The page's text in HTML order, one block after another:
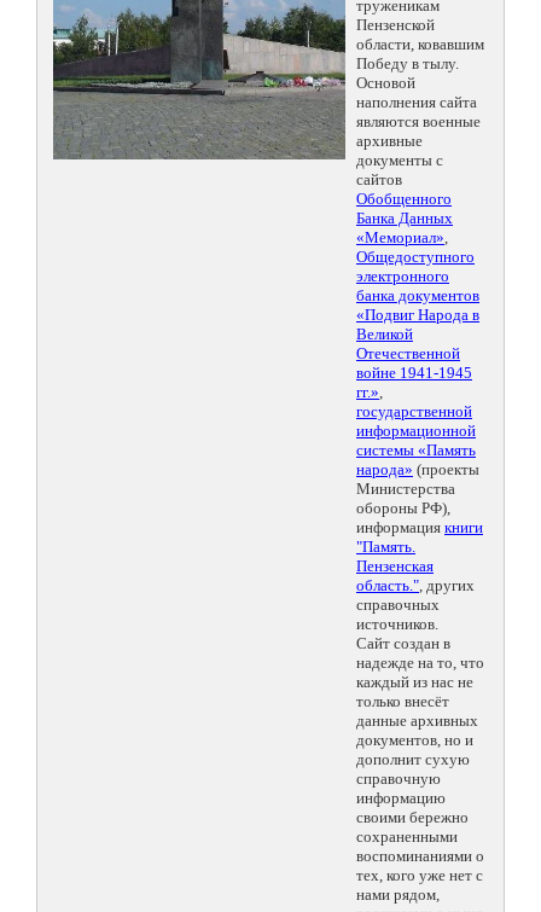
труженикам
Пензенской
области, ковавшим
Победу в тылу.
Основой
наполнения сайта
являются военные
архивные
документы с
сайтов
Обобщенного
Банка Данных
«Мемориал»,
Общедоступного
электронного
банка документов
«Подвиг Народа в
Великой
Отечественной
войне 1941-1945
гг.»,
государственной
информационной
системы «Память
народа» (проекты
Министерства
обороны РФ),
информация книги
"Память.
Пензенская
область.", других
справочных
источников.
Сайт создан в
надежде на то, что
каждый из нас не
только внесёт
данные архивных
документов, но и
дополнит сухую
справочную
информацию
своими бережно
сохраненными
воспоминаниями о
тех, кого уже нет с
нами рядом,